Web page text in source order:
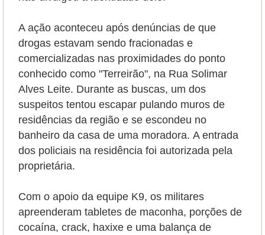
A ação aconteceu após denúncias de que
drogas estavam sendo fracionadas e
comercializadas nas proximidades do ponto
conhecido como "Terreirão", na Rua Solimar
Alves Leite. Durante as buscas, um dos
suspeitos tentou escapar pulando muros de
residências da região e se escondeu no
banheiro da casa de uma moradora. A entrada
dos policiais na residência foi autorizada pela
proprietária.
Com o apoio da equipe K9, os militares
apreenderam tabletes de maconha, porções de
cocaína, crack, haxixe e uma balança de